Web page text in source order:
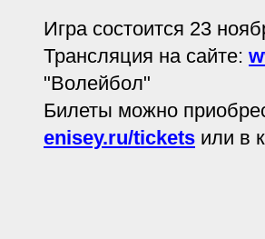
Игра состоится 23
Трансляция на сайте:
"Волейбол"
Билеты можно
enisey.ru/tickets или в